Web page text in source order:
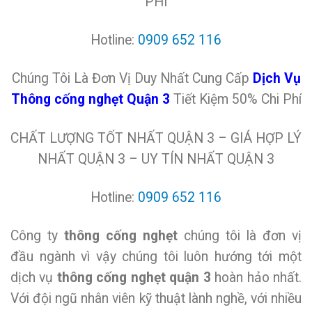
Hotline: 0909 652 116
Chúng Tôi Là Đơn Vị Duy Nhất Cung Cấp Dịch Vụ
Thông cống nghẹt Quận 3 Tiết Kiệm 50% Chi Phí
CHẤT LƯỢNG TỐT NHẤT QUẬN 3 – GIÁ HỢP LÝ
NHẤT QUẬN 3 – UY TÍN NHẤT QUẬN 3
Hotline: 0909 652 116
Công ty thông cống nghẹt chúng tôi là đơn vị
đầu ngành vì vậy chúng tôi luôn hướng tới một
dịch vụ thông cống nghẹt quận 3 hoàn hảo nhất.
Với đội ngũ nhân viên kỹ thuật lành nghề, với nhiều